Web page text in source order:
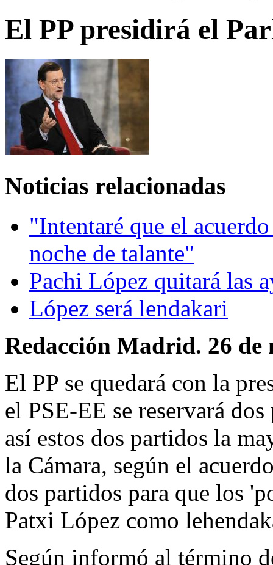
El PP presidirá el
Noticias relacionadas
"Intentaré que el
noche de talante"
Pachi López quitará las
López será lendakari
Redacción Madrid. 26 de
El PP se quedará con la
el PSE-EE se reservará
así estos dos partidos la
la Cámara, según el
dos partidos para que los
Patxi López como
Según informó al término